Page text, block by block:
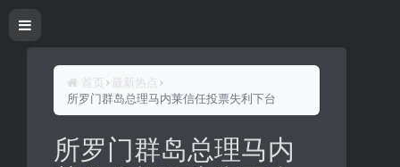
首页
最新热点
所罗门群岛总理马内莱信任投票失利下台
所罗门群岛总理马内